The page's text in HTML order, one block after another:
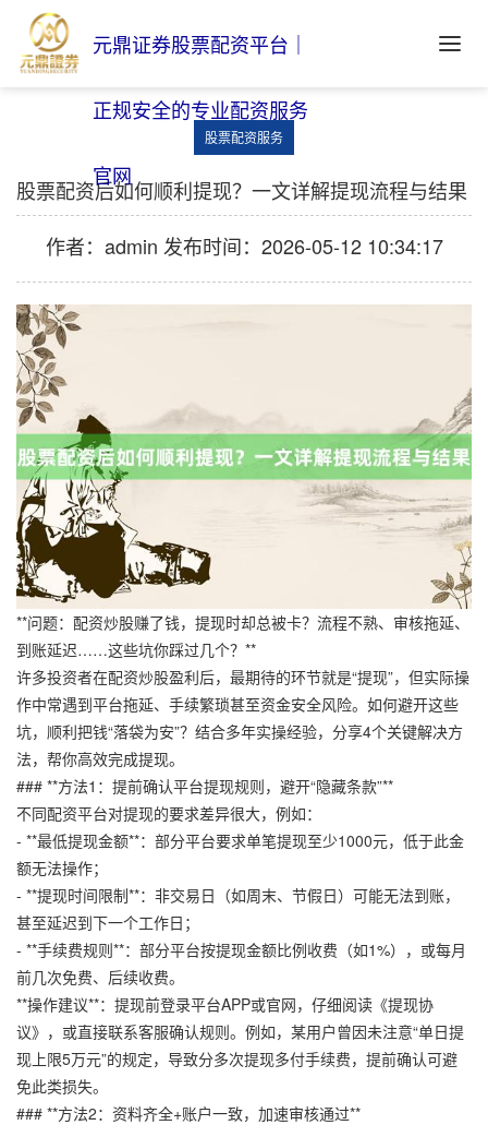
元鼎证券股票配资平台｜
正规安全的专业配资服务
官网
股票配资服务
股票配资后如何顺利提现？一文详解提现流程与结果
作者：admin 发布时间：2026-05-12 10:34:17
**问题：配资炒股赚了钱，提现时却总被卡？流程不熟、审核拖延、
到账延迟……这些坑你踩过几个？**
许多投资者在配资炒股盈利后，最期待的环节就是“提现”，但实际操
作中常遇到平台拖延、手续繁琐甚至资金安全风险。如何避开这些
坑，顺利把钱“落袋为安”？结合多年实操经验，分享4个关键解决方
法，帮你高效完成提现。
### **方法1：提前确认平台提现规则，避开“隐藏条款”**
不同配资平台对提现的要求差异很大，例如：
- **最低提现金额**：部分平台要求单笔提现至少1000元，低于此金
额无法操作；
- **提现时间限制**：非交易日（如周末、节假日）可能无法到账，
甚至延迟到下一个工作日；
- **手续费规则**：部分平台按提现金额比例收费（如1%），或每月
前几次免费、后续收费。
**操作建议**：提现前登录平台APP或官网，仔细阅读《提现协
议》，或直接联系客服确认规则。例如，某用户曾因未注意“单日提
现上限5万元”的规定，导致分多次提现多付手续费，提前确认可避
免此类损失。
### **方法2：资料齐全+账户一致，加速审核通过**